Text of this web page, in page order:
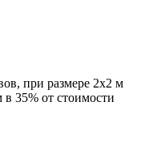
при размере 2х2 м
35% от стоимости